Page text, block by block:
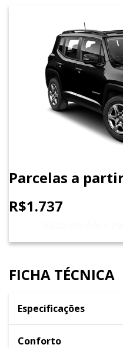
Parcelas a
R$1.737
FICHA TÉCNICA
Especificações
Conforto